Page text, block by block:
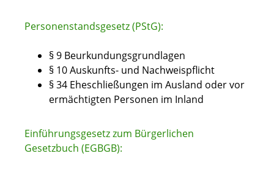
Personenstandsgesetz (PStG):
§ 9 Beurkundungsgrundlagen
§ 10 Auskunfts- und Nachweispflicht
§ 34 Eheschließungen im Ausland oder vor
ermächtigten Personen im Inland
Einführungsgesetz zum Bürgerlichen
Gesetzbuch (EGBGB):